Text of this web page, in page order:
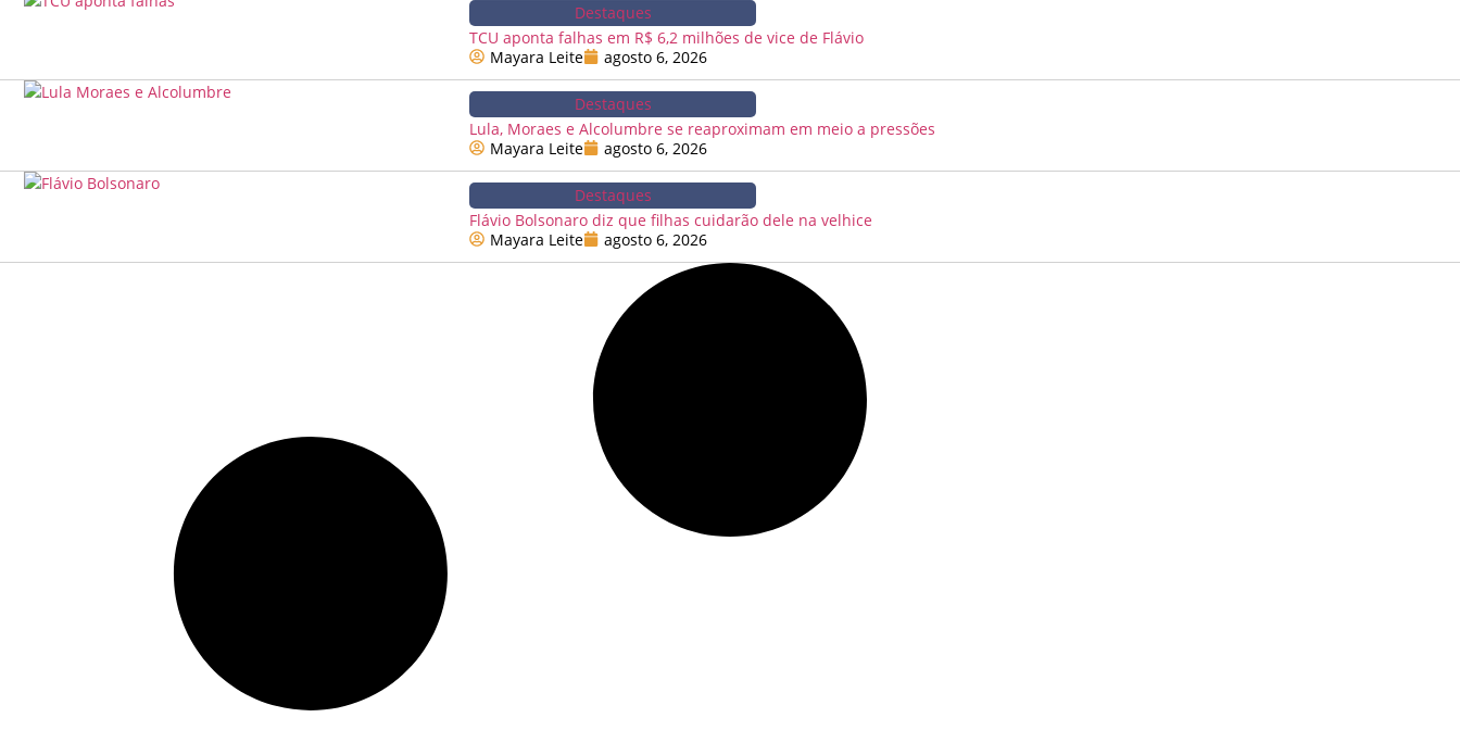
Destaques
TCU aponta falhas em R$ 6,2 milhões de vice de Flávio
Mayara Leite
agosto 6, 2026
Destaques
Lula, Moraes e Alcolumbre se reaproximam em meio a pressões
Mayara Leite
agosto 6, 2026
Destaques
Flávio Bolsonaro diz que filhas cuidarão dele na velhice
Mayara Leite
agosto 6, 2026